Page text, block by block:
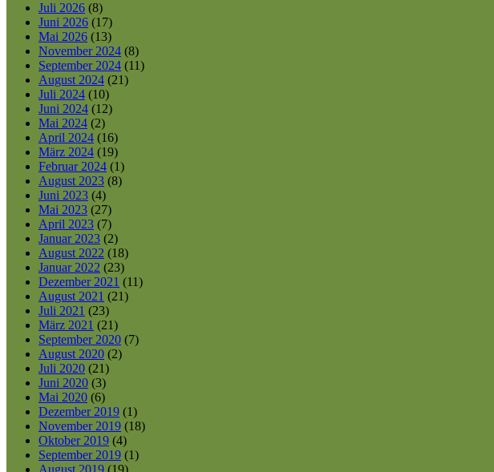
Juli 2026 (8)
Juni 2026 (17)
Mai 2026 (13)
November 2024 (8)
September 2024 (11)
August 2024 (21)
Juli 2024 (10)
Juni 2024 (12)
Mai 2024 (2)
April 2024 (16)
März 2024 (19)
Februar 2024 (1)
August 2023 (8)
Juni 2023 (4)
Mai 2023 (27)
April 2023 (7)
Januar 2023 (2)
August 2022 (18)
Januar 2022 (23)
Dezember 2021 (11)
August 2021 (21)
Juli 2021 (23)
März 2021 (21)
September 2020 (7)
August 2020 (2)
Juli 2020 (21)
Juni 2020 (3)
Mai 2020 (6)
Dezember 2019 (1)
November 2019 (18)
Oktober 2019 (4)
September 2019 (1)